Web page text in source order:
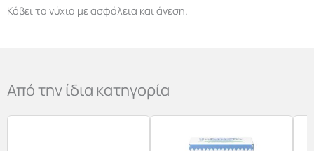
Κόβει τα νύχια με ασφάλεια και άνεση.
Από την ίδια κατηγορία